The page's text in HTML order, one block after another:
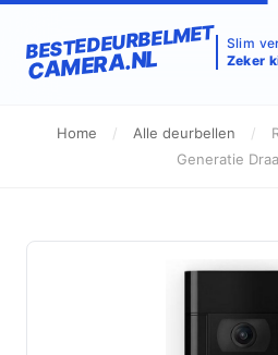
BESTEDEURBELMET
CAMERA.NL
Slim
Zeker
Home / Alle deurbellen /
Generatie